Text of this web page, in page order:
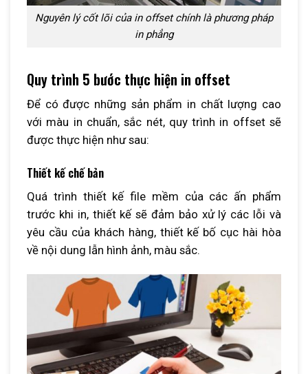
Nguyên lý cốt lõi của in offset chính là phương pháp
in phẳng
Quy trình 5 bước thực hiện in offset
Để có được những sản phẩm in chất lượng cao
với màu in chuẩn, sắc nét, quy trình in offset sẽ
được thực hiện như sau:
Thiết kế chế bản
Quá trình thiết kế file mềm của các ấn phẩm
trước khi in, thiết kế sẽ đảm bảo xử lý các lỗi và
yêu cầu của khách hàng, thiết kế bố cục hài hòa
về nội dung lẫn hình ảnh, màu sắc.